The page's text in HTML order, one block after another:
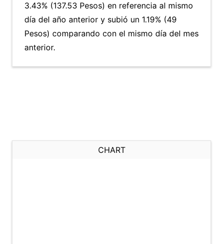
3.43% (137.53 Pesos) en referencia al mismo
día del año anterior y subió un 1.19% (49
Pesos) comparando con el mismo día del mes
anterior.
CHART